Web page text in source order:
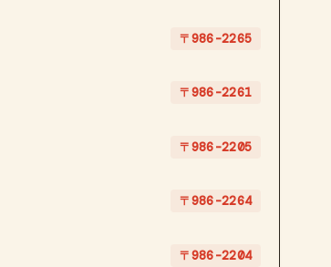
〒986-2265
〒986-2261
〒986-2205
〒986-2264
〒986-2204